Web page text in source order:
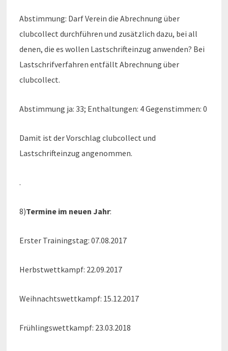
Abstimmung: Darf Verein die Abrechnung über
clubcollect durchführen und zusätzlich dazu, bei all
denen, die es wollen Lastschrifteinzug anwenden? Bei
Lastschrifverfahren entfällt Abrechnung über
clubcollect.
Abstimmung ja: 33; Enthaltungen: 4 Gegenstimmen: 0
Damit ist der Vorschlag clubcollect und
Lastschrifteinzug angenommen.
.
8)Termine im neuen Jahr:
Erster Trainingstag: 07.08.2017
Herbstwettkampf: 22.09.2017
Weihnachtswettkampf: 15.12.2017
Frühlingswettkampf: 23.03.2018